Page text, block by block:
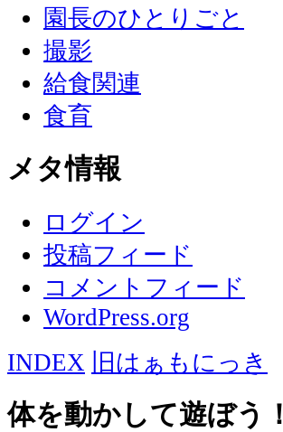
園長のひとりごと
撮影
給食関連
食育
メタ情報
ログイン
投稿フィード
コメントフィード
WordPress.org
INDEX
旧はぁもにっき
体を動かして遊ぼう！